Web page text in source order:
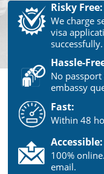
Risky Free:
We charge
visa
successfully.
Hassle-
No
embassy
Fast:
Within 48
Accessible:
100%
email.